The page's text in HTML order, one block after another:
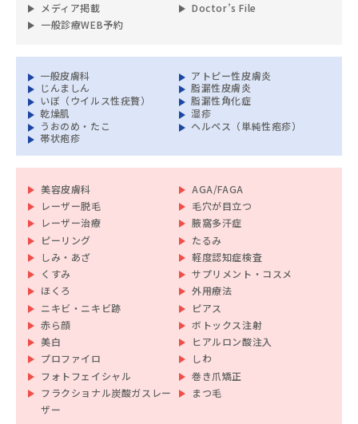
メディア掲載
Doctor’s File
一般診療WEB予約
一般皮膚科
アトピー性皮膚炎
じんましん
脂漏性皮膚炎
いぼ（ウイルス性疣贅）
脂漏性角化症
乾燥肌
湿疹
うおのめ・たこ
ヘルペス（単純性疱疹）
帯状疱疹
美容皮膚科
AGA/FAGA
レーザー脱毛
毛穴が目立つ
レーザー治療
腋窩多汗症
ピーリング
たるみ
しみ・あざ
軽度認知症検査
くすみ
サプリメント・コスメ
ほくろ
外用療法
ニキビ・ニキビ跡
ピアス
赤ら顔
ボトックス注射
美白
ヒアルロン酸注入
プロファイロ
しわ
フォトフェイシャル
巻き爪矯正
フラクショナル炭酸ガスレー
ザー
まつ毛